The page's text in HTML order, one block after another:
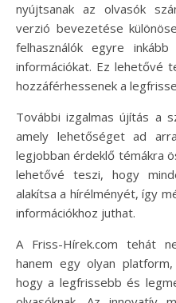
nyújtsanak az olvasók
verzió bevezetése
felhasználók egyre
információkat. Ez lehetővé
hozzáférhessenek a
További izgalmas újítás a
amely lehetőséget ad
legjobban érdeklő témákra
lehetővé teszi, hogy
alakítsa a hírélményét, így
információkhoz juthat.
A Friss-Hírek.com tehát
hanem egy olyan
hogy a legfrissebb és